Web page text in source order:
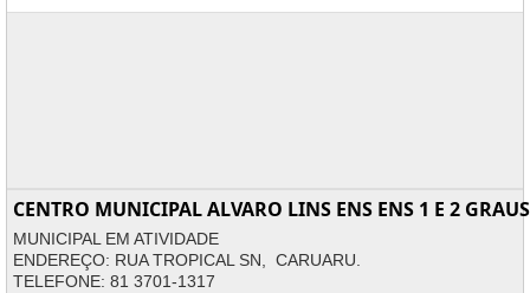
CENTRO MUNICIPAL ALVARO LINS ENS ENS 1 E 2 GRAUS
MUNICIPAL EM ATIVIDADE
ENDEREÇO: RUA TROPICAL SN, CARUARU.
TELEFONE: 81 3701-1317